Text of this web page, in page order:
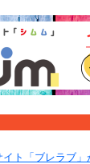
ト「ブレラブ」